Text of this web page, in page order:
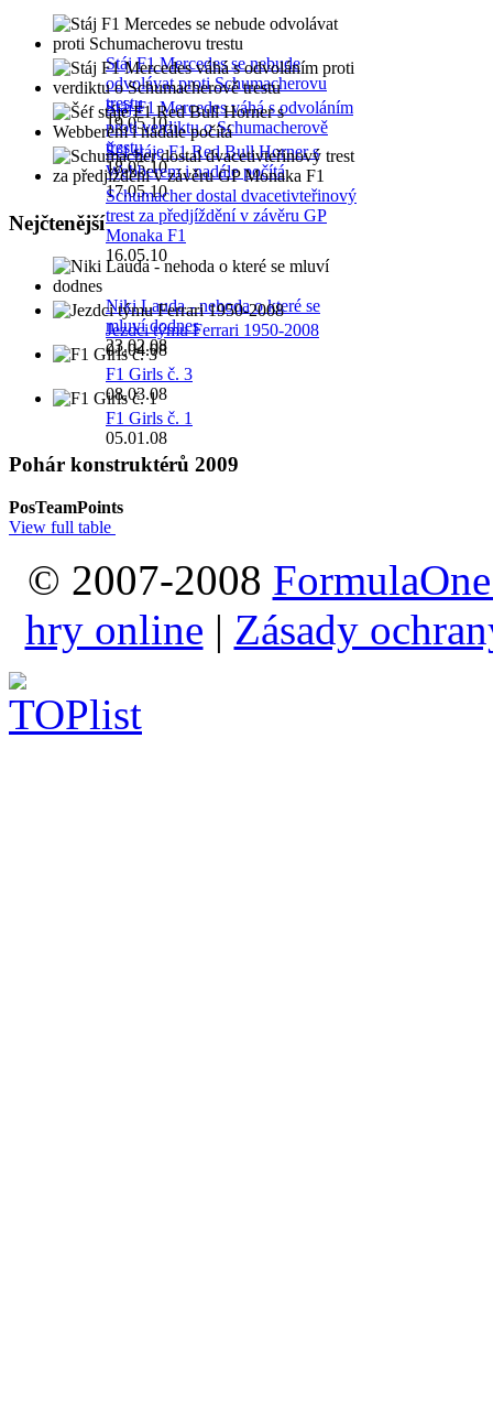
Stáj F1 Mercedes se nebude
odvolávat proti Schumacherovu
trestu
19.05.10
Stáj F1 Mercedes váhá s odvoláním
proti verdiktu o Schumacherově
trestu
18.05.10
Šéf stáje F1 Red Bull Horner s
Webberem i nadále počítá
17.05.10
Schumacher dostal dvacetivteřinový
trest za předjíždění v závěru GP
Monaka F1
16.05.10
Nejčtenější
Niki Lauda - nehoda o které se
mluví dodnes
23.02.08
Jezdci týmu Ferrari 1950-2008
01.04.08
F1 Girls č. 3
08.03.08
F1 Girls č. 1
05.01.08
Pohár konstruktérů 2009
PosTeamPoints
View full table
© 2007-2008
hry online | Zásady